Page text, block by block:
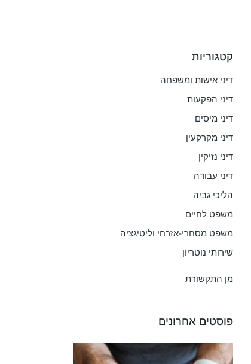
קטגוריות
דיני אישות ומשפחה
דיני הפקעות
דיני מיסים
דיני מקרקעין
דיני נזיקין
דיני עבודה
הליכי גביה
משפט לחיים
משפט מסחרי-אזרחי וליטיגציה
שירותי נוטריון
מן התקשורת
פוסטים אחרונים